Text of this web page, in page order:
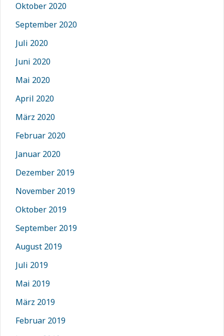
Oktober 2020
September 2020
Juli 2020
Juni 2020
Mai 2020
April 2020
März 2020
Februar 2020
Januar 2020
Dezember 2019
November 2019
Oktober 2019
September 2019
August 2019
Juli 2019
Mai 2019
März 2019
Februar 2019